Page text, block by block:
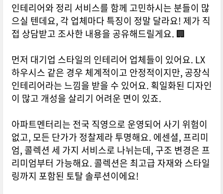
인테리어와 정리 서비스를 함께 고민하시는 분들이 많
으실 텐데요, 각 업체마다 특징이 정말 달라요! 제가 직
접 상담받고 조사한 내용을 공유해드릴게요. 🏢
먼저 대기업 스타일의 인테리어 업체들이 있어요. LX
하우시스 같은 경우 체계적이고 안정적이지만, 공장식
인테리어라는 느낌을 받을 수 있어요. 획일화된 디자인
이 많고 개성을 살리기 어려운 면이 있죠.
아파트멘터리는 전국 직영으로 운영되어 사기 위험이
없고, 모든 단가가 정찰제라 투명해요. 에센셜, 프리미
엄, 콜렉션 세 가지 서비스로 나뉘는데, 구조 변경은 프
리미엄부터 가능해요. 콜렉션은 최고급 자재와 스타일
링까지 포함된 토탈 솔루션이에요!